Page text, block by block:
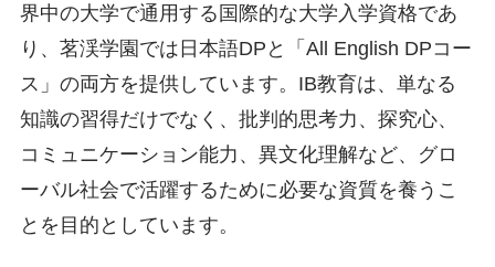
界中の大学で通用する国際的な大学入学資格であ
り、茗渓学園では日本語DPと「All English DPコー
ス」の両方を提供しています。IB教育は、単なる
知識の習得だけでなく、批判的思考力、探究心、
コミュニケーション能力、異文化理解など、グロ
ーバル社会で活躍するために必要な資質を養うこ
とを目的としています。